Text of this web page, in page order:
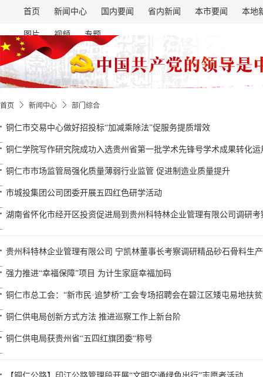
首页 新闻中心 国内要闻 省内新闻 本市要闻 本地
图片 视频 专题
首页 新闻中心 部门综合
铜仁市交易中心做好招投标“加减乘除法”促服务提质增效
铜仁学院写作研究院成功入选贵州省第一批学术先锋号学术成果转化运
铜仁市市场监管局强化质量薄弱行业监管 促进制造业质量提升
市城投集团公司团委开展五四红色研学活动
湖南省怀化市经开区投资促进局到贵州科特林企业管理有限公司调研考
贵州科特林企业管理有限公司 宁凯林董事长考察调研精品砂石骨料生
强力推进“幸福保障”项目 为计生家庭幸福加码
铜仁市总工会：“新市民·追梦桥”工会专场招聘会在碧江区矮屯易地扶
铜仁供电局创新方式方法 推进巡察工作上新台阶
铜仁供电局获贵州省“五四红旗团委“称号